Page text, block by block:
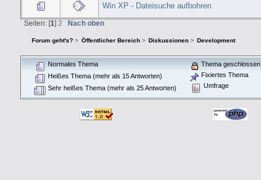
Win XP - Dateisuche aufbohren
Seiten: [1] 2 Nach oben
Forum geht's?> Öffentlicher Bereich > Diskussionen > Development
Normales Thema
Heißes Thema (mehr als 15 Antworten)
Sehr heißes Thema (mehr als 25 Antworten)
Thema geschlossen
Fixiertes Thema
Umfrage